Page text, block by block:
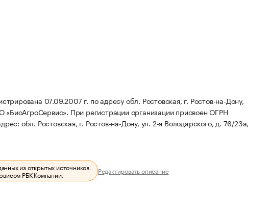
07.09.2007 г. по адресу обл. Ростовская, г. Ростов-на-Дону,
«БиоАгроСервис». При регистрации организации присвоен ОГРН
обл. Ростовская, г. Ростов-на-Дону, ул. 2-я Володарского, д. 76/23а,
из открытых источников.
РБК Компании. Редактировать описание